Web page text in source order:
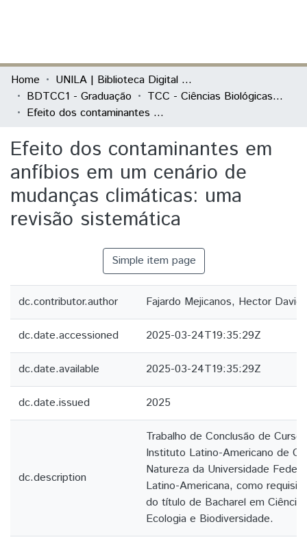
Communities & Collections
All of DSpace
Home
UNILA | Biblioteca Digital de Trabalhos de Conclusão de Curso
BDTCC1 - Graduação
TCC - Ciências Biológicas - Ecologia e Biodiversidade
Efeito dos contaminantes em anfíbios em um cenário de mudanças climáticas: uma revisão sistemática
Efeito dos contaminantes em
anfíbios em um cenário de
mudanças climáticas: uma
revisão sistemática
Simple item page
dc.contributor.author Fajardo Mejicanos, Hector David
dc.date.accessioned 2025-03-24T19:35:29Z
dc.date.available 2025-03-24T19:35:29Z
dc.date.issued 2025
dc.description
Trabalho de Conclusão de
Instituto Latino-Americano de
Natureza da Universidade
Latino-Americana, como
do título de Bacharel em
Ecologia e Biodiversidade.